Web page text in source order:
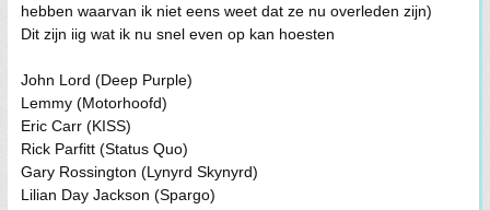
hebben waarvan ik niet eens weet dat ze nu overleden zijn)
Dit zijn iig wat ik nu snel even op kan hoesten
John Lord (Deep Purple)
Lemmy (Motorhoofd)
Eric Carr (KISS)
Rick Parfitt (Status Quo)
Gary Rossington (Lynyrd Skynyrd)
Lilian Day Jackson (Spargo)